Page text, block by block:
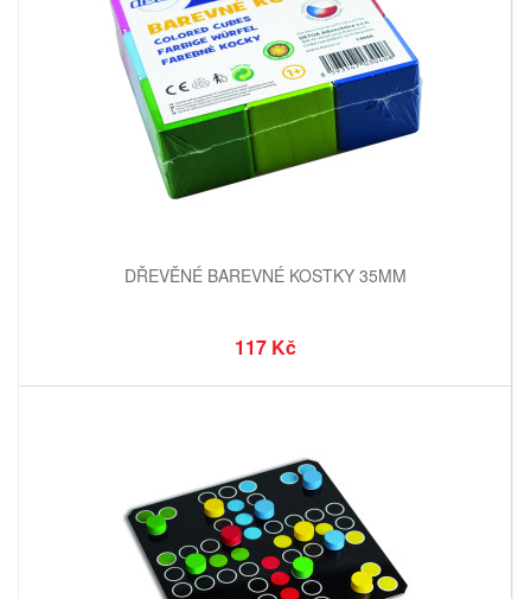
DŘEVĚNÉ BAREVNÉ KOSTKY 35MM
117 Kč